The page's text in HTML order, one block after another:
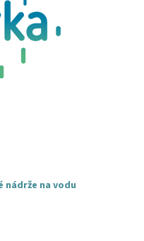
nádrže na vodu